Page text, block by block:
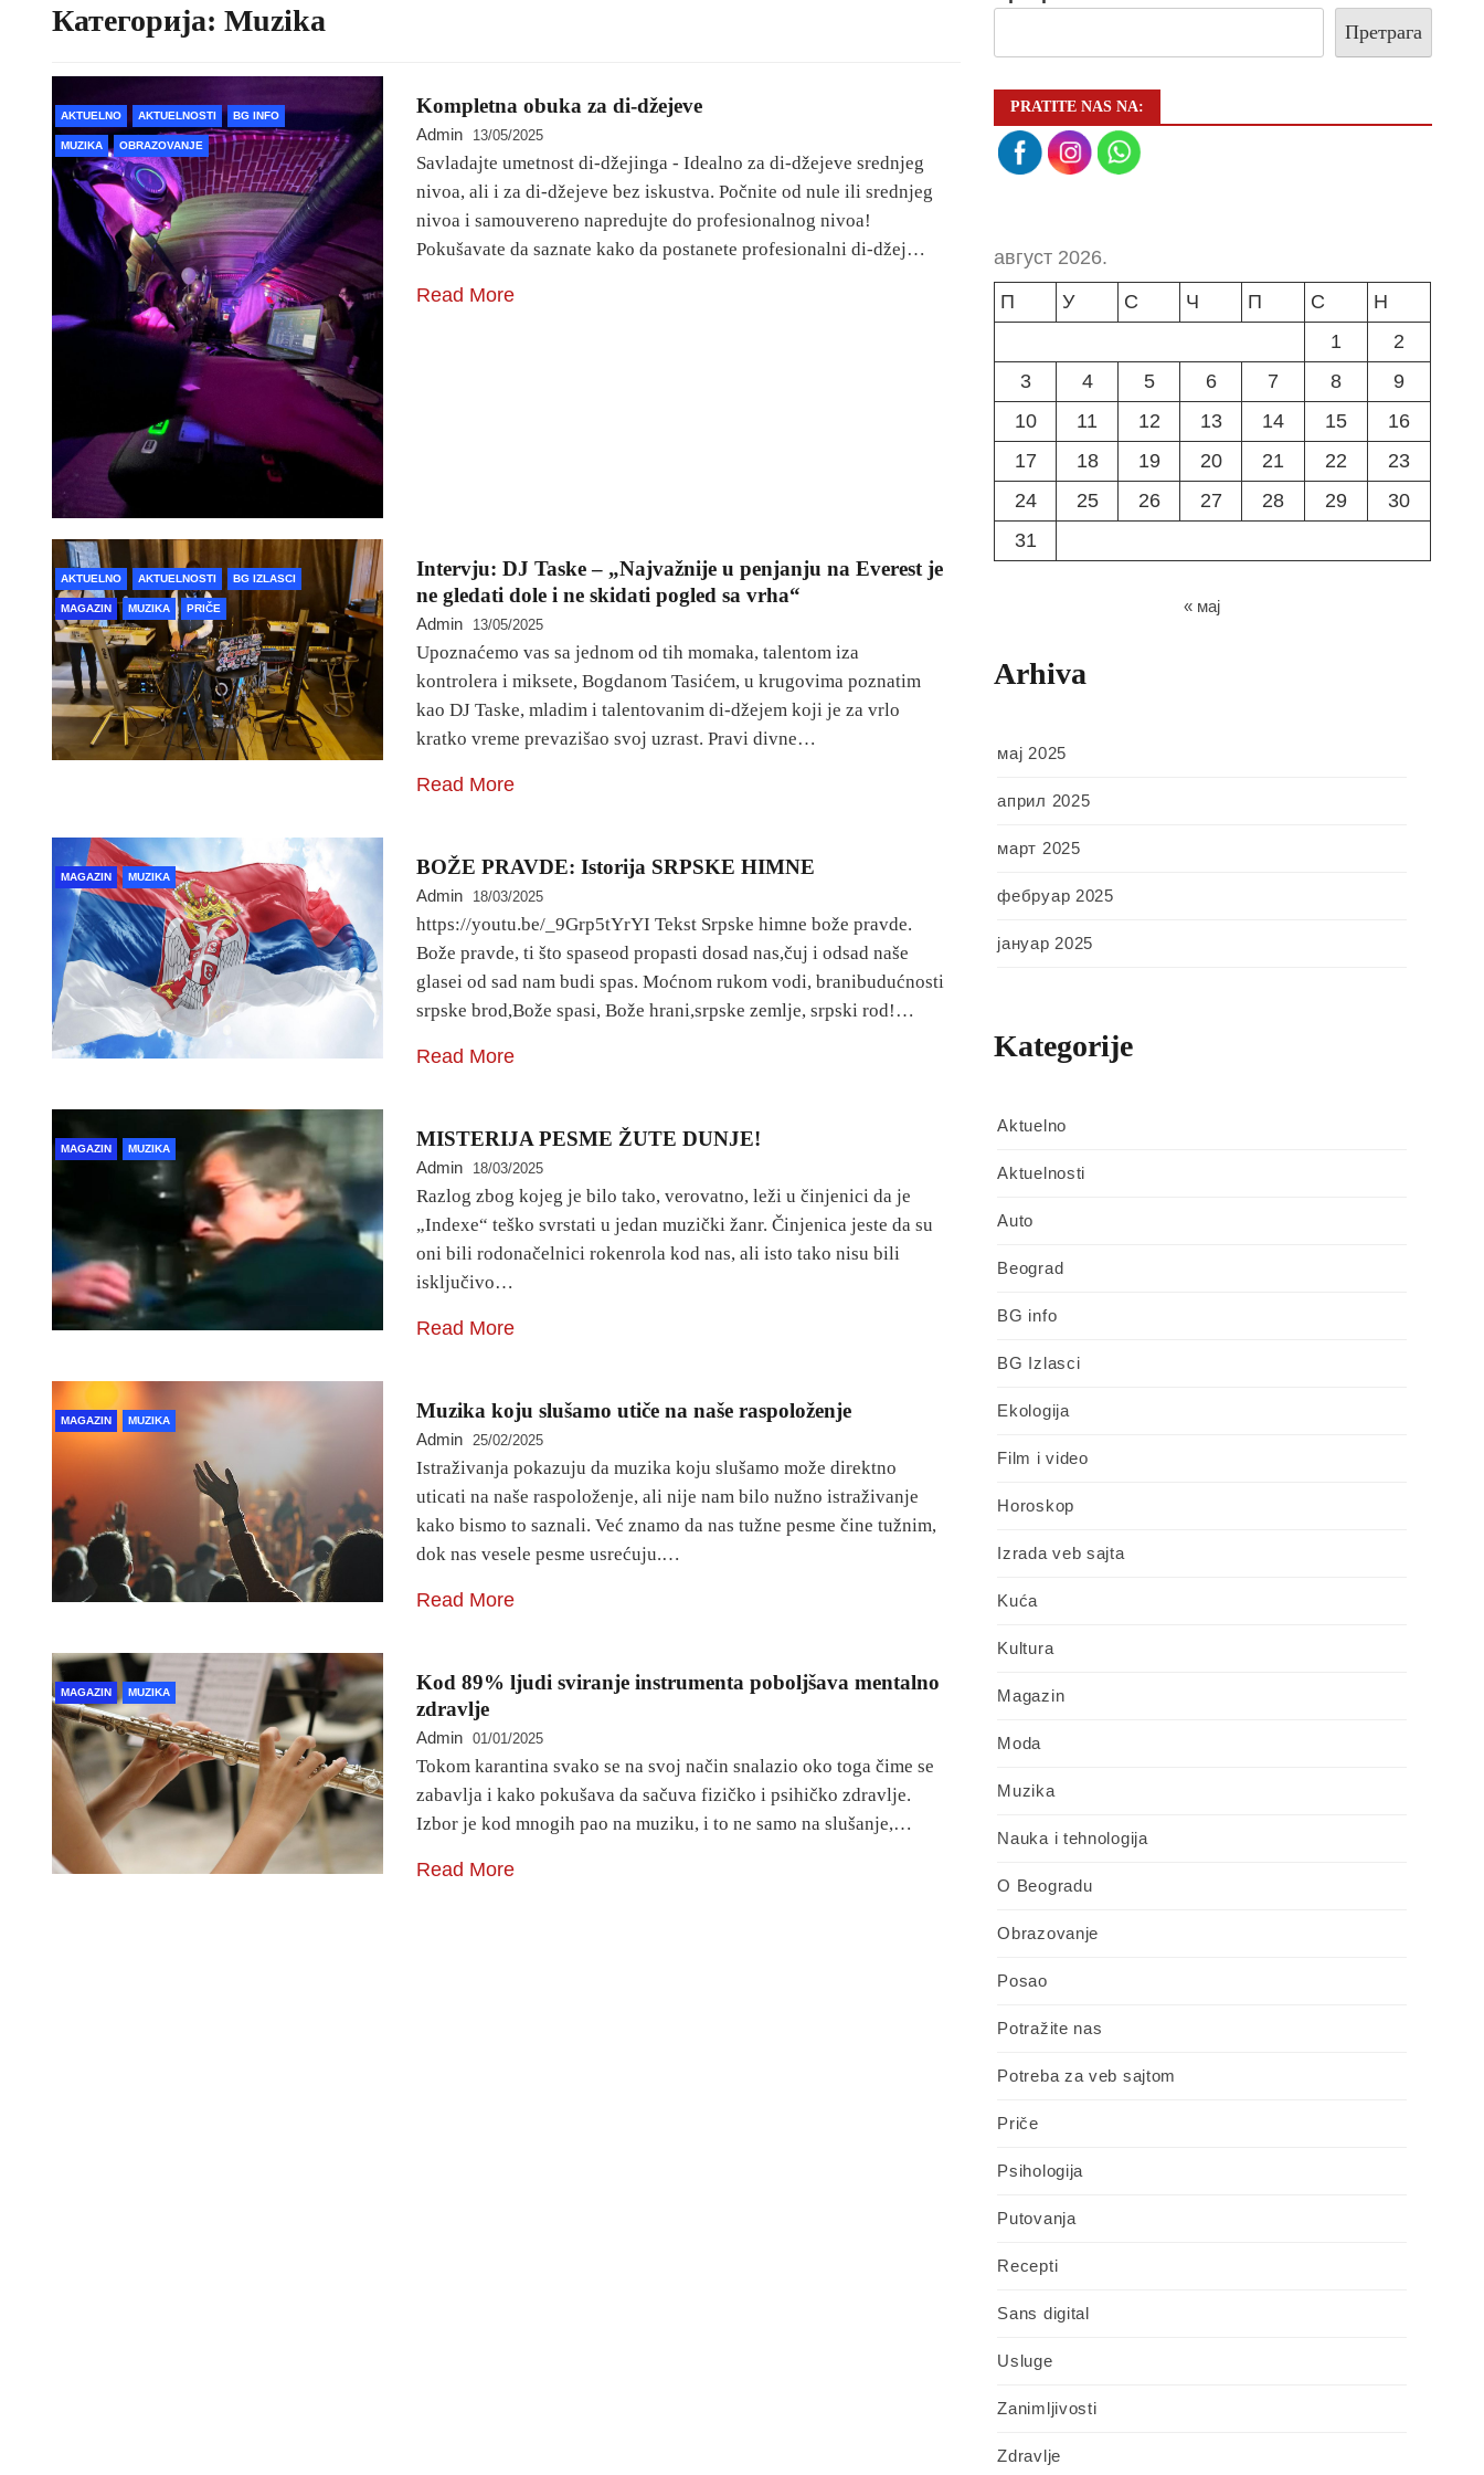
Категорија: Muzika
AKTUELNO AKTUELNOSTI BG INFO
MUZIKA OBRAZOVANJE
Kompletna obuka za di-džejeve
Admin 13/05/2025
Savladajte umetnost di-džejinga - Idealno za di-džejeve srednjeg
nivoa, ali i za di-džejeve bez iskustva. Počnite od nule ili srednjeg
nivoa i samouvereno napredujte do profesionalnog nivoa!
Pokušavate da saznate kako da postanete profesionalni di-džej…
Read More
AKTUELNO AKTUELNOSTI BG IZLASCI
MAGAZIN MUZIKA PRIČE
Intervju: DJ Taske – „Najvažnije u penjanju na Everest je
ne gledati dole i ne skidati pogled sa vrha“
Admin 13/05/2025
Upoznaćemo vas sa jednom od tih momaka, talentom iza
kontrolera i miksete, Bogdanom Tasićem, u krugovima poznatim
kao DJ Taske, mladim i talentovanim di-džejem koji je za vrlo
kratko vreme prevazišao svoj uzrast. Pravi divne…
Read More
MAGAZIN MUZIKA BOŽE PRAVDE: Istorija SRPSKE HIMNE
Admin 18/03/2025
https://youtu.be/_9Grp5tYrYI Tekst Srpske himne bože pravde.
Bože pravde, ti što spaseod propasti dosad nas,čuj i odsad naše
glasei od sad nam budi spas. Moćnom rukom vodi, branibudućnosti
srpske brod,Bože spasi, Bože hrani,srpske zemlje, srpski rod!…
Read More
MAGAZIN MUZIKA MISTERIJA PESME ŽUTE DUNJE!
Admin 18/03/2025
Razlog zbog kojeg je bilo tako, verovatno, leži u činjenici da je
„Indexe“ teško svrstati u jedan muzički žanr. Činjenica jeste da su
oni bili rodonačelnici rokenrola kod nas, ali isto tako nisu bili
isključivo…
Read More
MAGAZIN MUZIKA Muzika koju slušamo utiče na naše raspoloženje
Admin 25/02/2025
Istraživanja pokazuju da muzika koju slušamo može direktno
uticati na naše raspoloženje, ali nije nam bilo nužno istraživanje
kako bismo to saznali. Već znamo da nas tužne pesme čine tužnim,
dok nas vesele pesme usrećuju.…
Read More
MAGAZIN MUZIKA
Kod 89% ljudi sviranje instrumenta poboljšava mentalno
zdravlje
Admin 01/01/2025
Tokom karantina svako se na svoj način snalazio oko toga čime se
zabavlja i kako pokušava da sačuva fizičko i psihičko zdravlje.
Izbor je kod mnogih pao na muziku, i to ne samo na slušanje,…
Read More
Претрага
PRATITE NAS NA:
август 2026.
П
У С Ч П С
Н
1
2
3
4 5 6 7 8
9
10
11 12 13 14 15
16
17
18 19 20 21 22
23
24
25 26 27 28 29
30
31
« мај
Arhiva
мај 2025
април 2025
март 2025
фебруар 2025
јануар 2025
Kategorije
Aktuelno
Aktuelnosti
Auto
Beograd
BG info
BG Izlasci
Ekologija
Film i video
Horoskop
Izrada veb sajta
Kuća
Kultura
Magazin
Moda
Muzika
Nauka i tehnologija
O Beogradu
Obrazovanje
Posao
Potražite nas
Potreba za veb sajtom
Priče
Psihologija
Putovanja
Recepti
Sans digital
Usluge
Zanimljivosti
Zdravlje